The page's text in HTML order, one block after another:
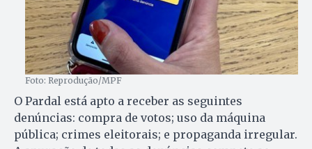
Foto: Reprodução/MPF
O Pardal está apto a receber as seguintes
denúncias: compra de votos; uso da máquina
pública; crimes eleitorais; e propaganda irregular.